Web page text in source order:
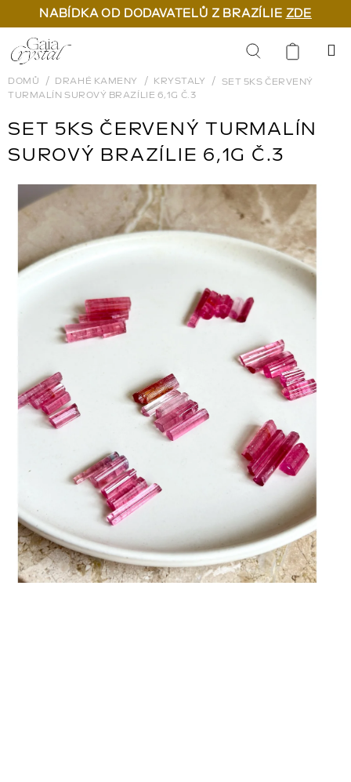
NABÍDKA OD DODAVATELŮ Z BRAZÍLIE ZDE
Přejít
na
obsah
Hledat
DOMŮ DRAHÉ KAMENY KRYSTALY
SET 5KS ČERVENÝ
TURMALÍN SUROVÝ BRAZÍLIE 6,1G Č.3
SET 5KS ČERVENÝ TURMALÍN
SUROVÝ BRAZÍLIE 6,1G Č.3